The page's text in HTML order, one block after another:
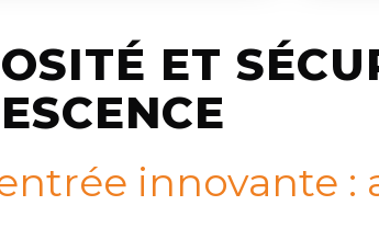
ET
innovante :